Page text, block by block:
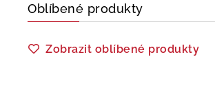
Oblíbené produkty
Zobrazit oblíbené produkty